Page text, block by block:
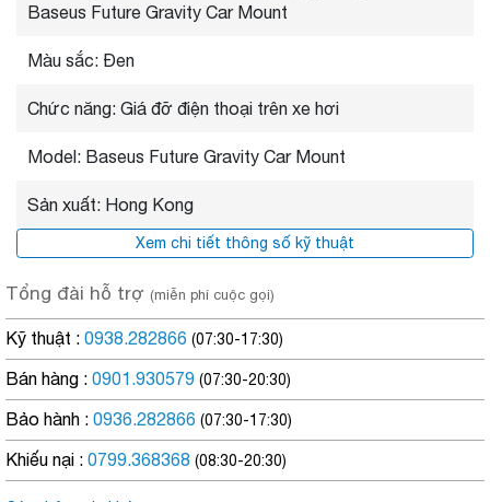
Tự động điều chỉnh kích thước sao
cho vừa khít điện thoại khi để lên giá
Baseus Future Gravity Car Mount
Màu sắc: Đen
Chức năng: Giá đỡ điện thoại trên xe hơi
Model: Baseus Future Gravity Car Mount
Sản xuất: Hong Kong
Xem chi tiết thông số kỹ thuật
Tổng đài hỗ trợ (miễn phí cuộc gọi)
Kỹ thuật : 0938.282866 (07:30-17:30)
Bán hàng : 0901.930579 (07:30-20:30)
Bảo hành : 0936.282866 (07:30-17:30)
Khiếu nại : 0799.368368 (08:30-20:30)